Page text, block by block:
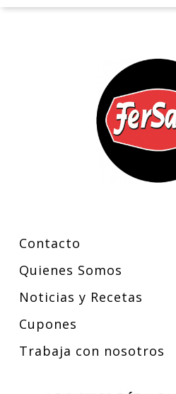
Contacto
Quienes Somos
Noticias y Recetas
Cupones
Trabaja con nosotros